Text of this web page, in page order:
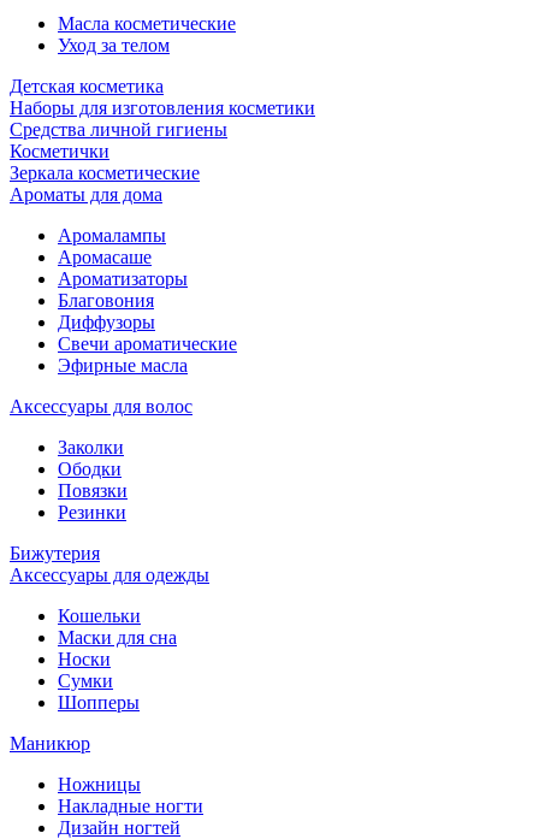
Масла косметические
Уход за телом
Детская косметика
Наборы для изготовления косметики
Средства личной гигиены
Косметички
Зеркала косметические
Ароматы для дома
Аромалампы
Аромасаше
Ароматизаторы
Благовония
Диффузоры
Свечи ароматические
Эфирные масла
Аксессуары для волос
Заколки
Ободки
Повязки
Резинки
Бижутерия
Аксессуары для одежды
Кошельки
Маски для сна
Носки
Сумки
Шопперы
Маникюр
Ножницы
Накладные ногти
Дизайн ногтей